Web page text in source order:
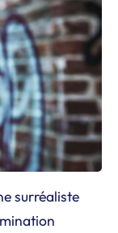
surréaliste